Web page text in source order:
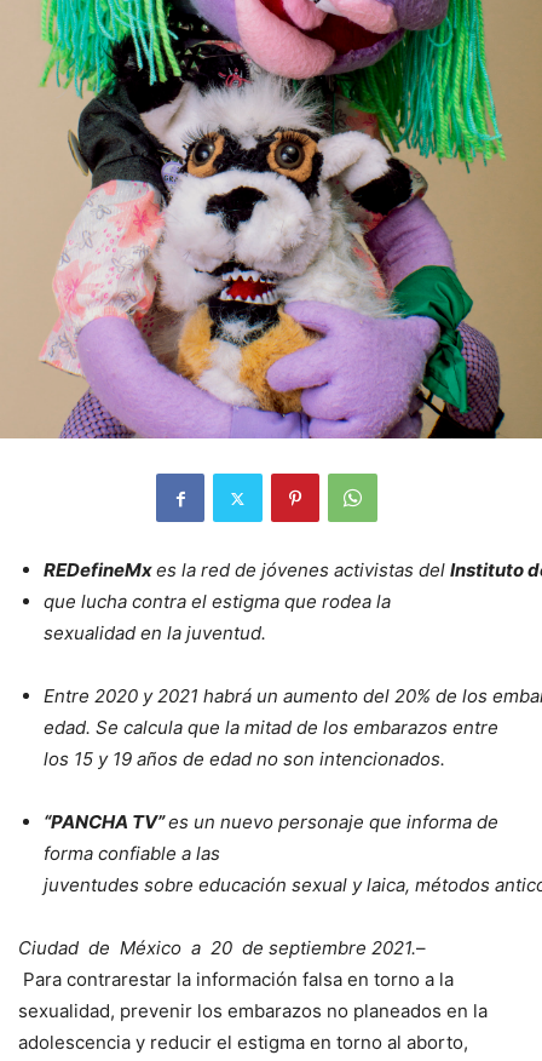
REDefineMxes la red de jóvenes activistas del Instituto
que lucha contra el estigma que rodea la
sexualidad en la juventud.
Entre 2020 y 2021 habrá un aumento del 20% de los
edad. Se calcula que la mitad de los embarazos entre
los 15 y 19 años de edad no son intencionados.
“PANCHA TV”es un nuevo personaje que informa de
forma confiable a las
juventudes sobre educación sexual y laica, métodos
Ciudad de México a 20 de septiembre 2021.–
Para contrarestar la información falsa en torno a la
sexualidad, prevenir los embarazos no planeados en la
adolescencia y reducir el estigma en torno al aborto,